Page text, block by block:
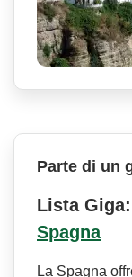
Parte di un
Lista Giga:
Spagna
La Spagna